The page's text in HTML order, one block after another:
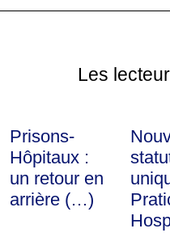
Les
Prisons-
Hôpitaux :
un retour en
arrière (…)